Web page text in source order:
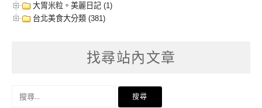
大胃米粒。美麗日記 (1)
台北美食大分類 (381)
找尋站內文章